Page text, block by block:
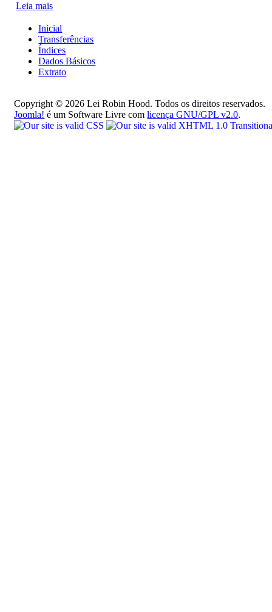
Leia mais
Inicial
Transferências
Índices
Dados Básicos
Extrato
Copyright © 2026 Lei Robin Hood. Todos os direitos reservados.
Joomla! é um Software Livre comlicença GNU/GPL v2.0.